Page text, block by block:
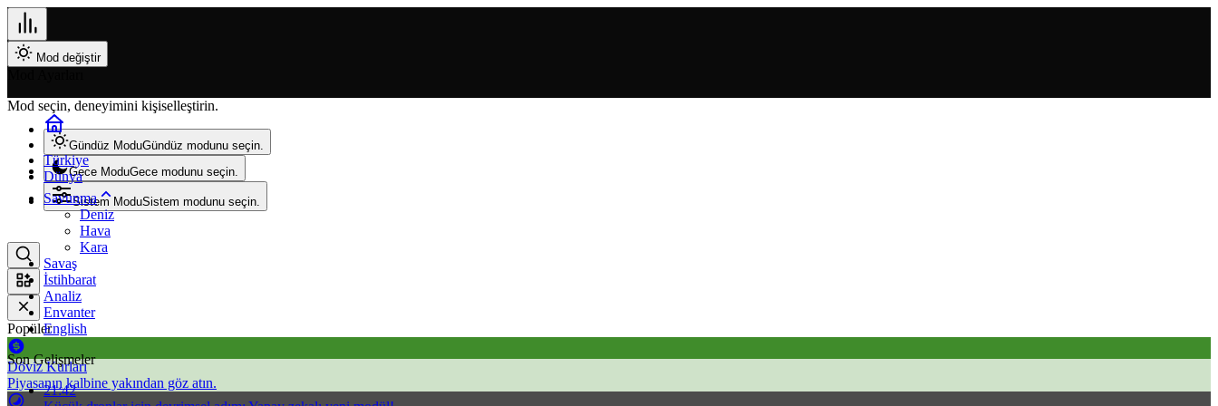
Mod değiştir
Mod seçin, deneyimini kişiselleştirin.
Gündüz ModuGündüz modunu seçin.
Gece ModuGece modunu seçin.
Sistem ModuSistem modunu seçin.
Popüler
Döviz Kurları
Piyasanın kalbine yakından göz atın.
Türkiye
Dünya
Savunma
Deniz
Hava
Kara
Savaş
İstihbarat
Analiz
Envanter
English
Son Gelişmeler
21:42